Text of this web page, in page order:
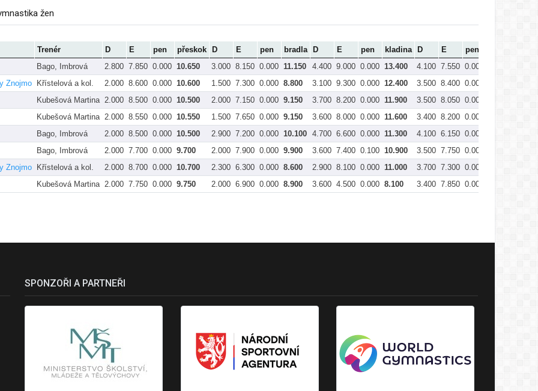
žen
Trenér D E pen přeskok D E pen bradla D E pen kladina D E pen
Bago, Imbrová
2.800 7.850 0.000 10.650 3.000 8.150 0.000 11.150 4.400 9.000 0.000 13.400 4.100 7.550 0.000
Znojmo Křístelová a kol. 2.000 8.600 0.000 10.600 1.500 7.300 0.000 8.800 3.100 9.300 0.000 12.400 3.500 8.400 0.000
Kubešová Martina 2.000 8.500 0.000 10.500 2.000 7.150 0.000 9.150 3.700 8.200 0.000 11.900 3.500 8.050 0.000
Kubešová Martina 2.000 8.550 0.000 10.550 1.500 7.650 0.000 9.150 3.600 8.000 0.000 11.600 3.400 8.200 0.000
Bago, Imbrová
2.000 8.500 0.000 10.500 2.900 7.200 0.000 10.100 4.700 6.600 0.000 11.300 4.100 6.150 0.000
Bago, Imbrová
2.000 7.700 0.000 9.700 2.000 7.900 0.000 9.900 3.600 7.400 0.100 10.900 3.500 7.750 0.000
Znojmo Křístelová a kol. 2.000 8.700 0.000 10.700 2.300 6.300 0.000 8.600 2.900 8.100 0.000 11.000 3.700 7.300 0.000
Kubešová Martina 2.000 7.750 0.000 9.750 2.000 6.900 0.000 8.900 3.600 4.500 0.000 8.100 3.400 7.850 0.000
SPONZOŘI A PARTNEŘI